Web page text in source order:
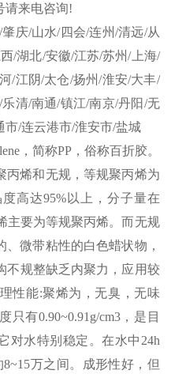
请来电咨询!
/肇庆/山水/四会/连州/清远/从
/湖北/安徽/江苏/苏州/上海/
/江阴/太仓/扬州/淮安/大丰/
/乐清/南通/镇江/南京/丹阳 /无
市/连云港市/淮安市/盐城
，简称PP，俗称百折胶。
丙烯和无规，等规聚丙烯为
高达95%以上，分子量在
主要为等规聚丙烯。而无规
微带粘性的白色蜡状物，
不规整缺乏内聚力，应用较
性能:聚烯为，无臭，无味
只有0.90~0.91g/cm3，是目
对水特别稳定。在水中 24h
8~15万之间。成形性好，但